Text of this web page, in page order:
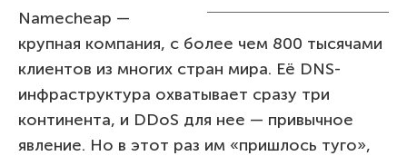
Namecheap —
крупная компания, с более чем 800 тысячами
клиентов из многих стран мира. Её DNS-
инфраструктура охватывает сразу три
континента, и DDoS для нее — привычное
явление. Но в этот раз им «пришлось туго»,